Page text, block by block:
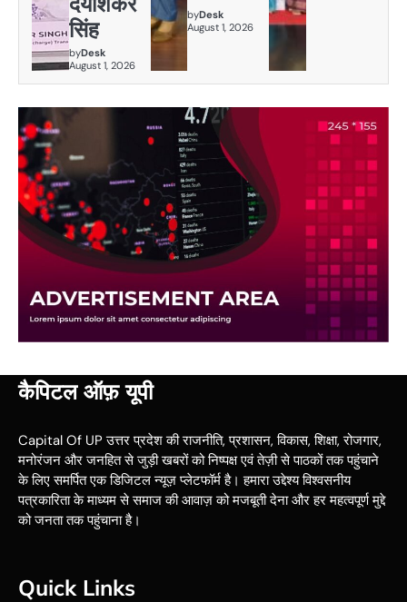
सिंह
byDesk
August 1, 2026
byDesk
August 1, 2026
कैपिटल ऑफ़ यूपी
Capital Of UP उत्तर प्रदेश की राजनीति, प्रशासन, विकास, शिक्षा, रोजगार,
मनोरंजन और जनहित से जुड़ी खबरों को निष्पक्ष एवं तेज़ी से पाठकों तक पहुंचाने
के लिए समर्पित एक डिजिटल न्यूज़ प्लेटफॉर्म है। हमारा उद्देश्य विश्वसनीय
पत्रकारिता के माध्यम से समाज की आवाज़ को मजबूती देना और हर महत्वपूर्ण मुद्दे
को जनता तक पहुंचाना है।
Quick Links